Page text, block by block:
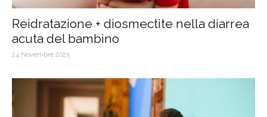
Reidratazione + diosmectite nella diarrea
acuta del bambino
24 Novembre 2025